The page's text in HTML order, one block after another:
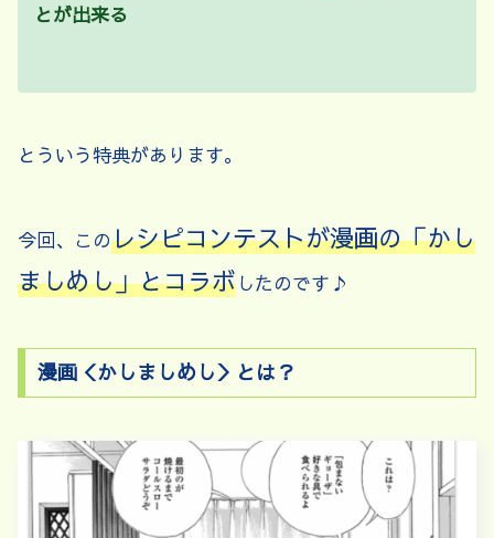
とが出来る
とういう特典があります。
今回、このレシピコンテストが漫画の「かし
ましめし」とコラボしたのです♪
漫画＜かしましめし＞とは？